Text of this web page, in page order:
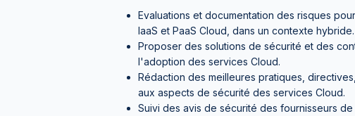
Evaluations et documentation des risques
IaaS et PaaS Cloud, dans un contexte hybride.
Proposer des solutions de sécurité et des
l'adoption des services Cloud.
Rédaction des meilleures pratiques,
aux aspects de sécurité des services Cloud.
Suivi des avis de sécurité des fournisseurs